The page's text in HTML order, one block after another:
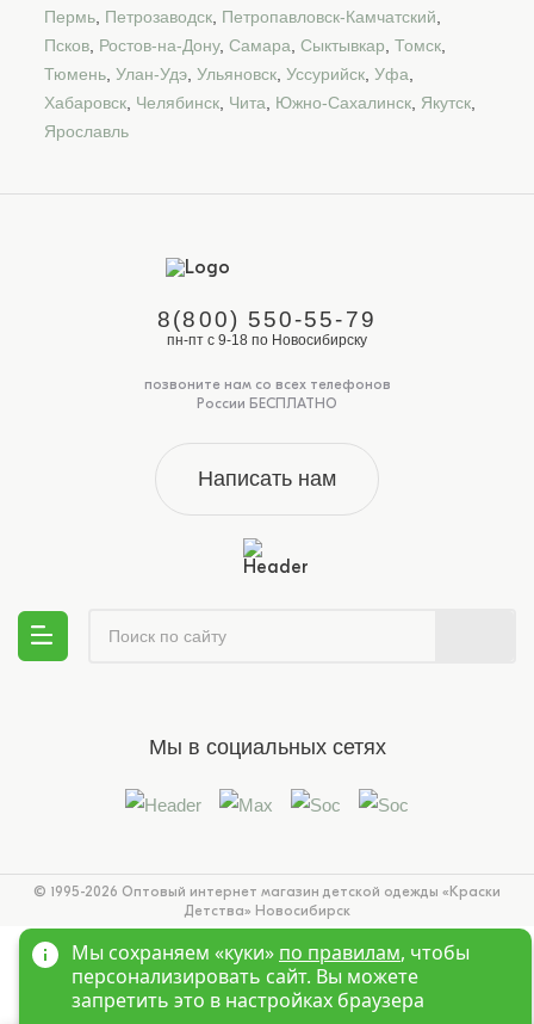
Пермь, Петрозаводск, Петропавловск-Камчатский,
Псков, Ростов-на-Дону, Самара, Сыктывкар, Томск,
Тюмень, Улан-Удэ, Ульяновск, Уссурийск, Уфа,
Хабаровск, Челябинск, Чита, Южно-Сахалинск, Якутск,
Ярославль
8(800) 550-55-79
пн-пт с 9-18 по Новосибирску
позвоните нам со всех телефонов
России БЕСПЛАТНО
Написать нам
Мы в социальных сетях
© 1995-2026 Оптовый интернет магазин детской одежды «Краски
Детства» Новосибирск
Мы сохраняем «куки» по правилам, чтобы
персонализировать сайт. Вы можете
запретить это в настройках браузера